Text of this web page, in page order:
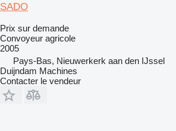
SADO
Prix sur demande
Convoyeur agricole
2005
Pays-Bas, Nieuwerkerk aan den IJssel
Duijndam Machines
Contacter le vendeur